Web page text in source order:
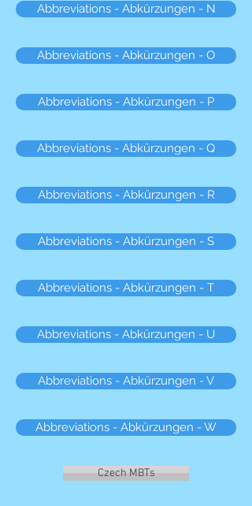
Abbreviations - Abkürzungen - N
Abbreviations - Abkürzungen - O
Abbreviations - Abkürzungen - P
Abbreviations - Abkürzungen - Q
Abbreviations - Abkürzungen - R
Abbreviations - Abkürzungen - S
Abbreviations - Abkürzungen - T
Abbreviations - Abkürzungen - U
Abbreviations - Abkürzungen - V
Abbreviations - Abkürzungen - W
Czech MBTs